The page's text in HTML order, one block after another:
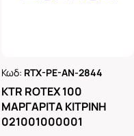
Κωδ: RTX-PE-AN-2844
KTR ROTEX 100
ΜΑΡΓΑΡΙΤΑ ΚΙΤΡΙΝΗ
021001000001